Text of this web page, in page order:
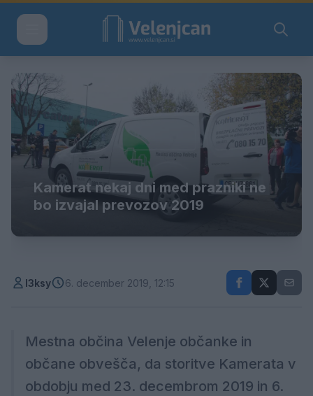
Kamerat nekaj dni med prazniki ne
bo izvajal prevozov 2019
l3ksy 6. december 2019, 12:15
Mestna občina Velenje občanke in
občane obvešča, da storitve Kamerata v
obdobju med 23. decembrom 2019 in 6.